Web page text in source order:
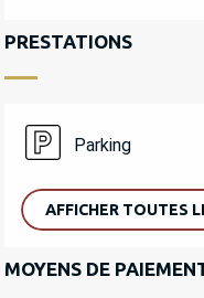
PRESTATIONS
Parking
AFFICHER TOUTES
MOYENS DE